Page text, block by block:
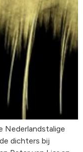
Nederlandstalige
dichters bij